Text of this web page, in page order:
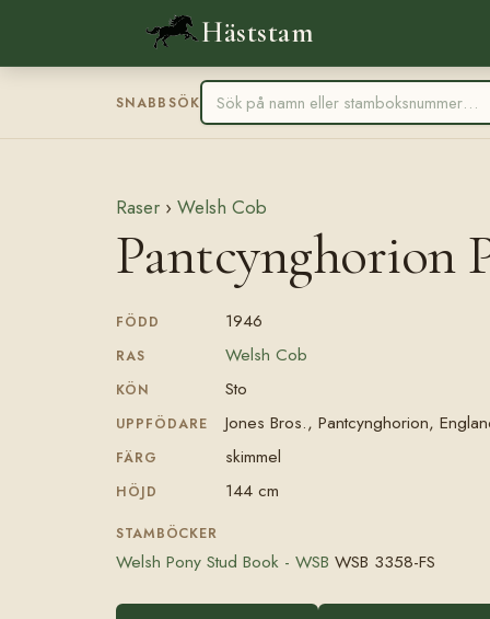
Häststam
SNABBSÖK
Raser › Welsh Cob
Pantcynghorion
FÖDD 1946
RAS Welsh Cob
KÖN Sto
UPPFÖDARE Jones Bros., Pantcynghorion,
FÄRG skimmel
HÖJD 144 cm
STAMBÖCKER
Welsh Pony Stud Book - WSB WSB 3358-FS